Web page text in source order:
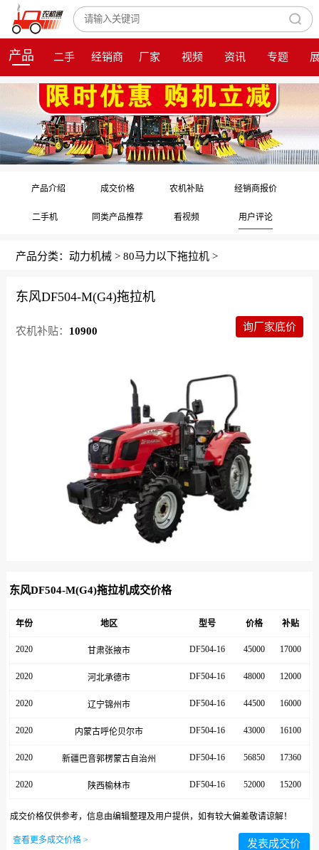
产品 二手 经销商 厂家 视频 资讯 专题
产品介绍 成交价格 农机补贴 经销商报价
二手机 同类产品推荐 看视频 用户评论
产品分类： 动力机械 > 80马力以下拖拉机 >
东风DF504-M(G4)拖拉机
农机补贴： 10900 询厂家底价
东风DF504-M(G4)拖拉机成交价格
年份 地区 型号 价格 补贴
2020 甘肃张掖市 DF504-16 45000 17000
2020 河北承德市 DF504-16 48000 12000
2020 辽宁锦州市 DF504-16 44500 16000
2020 内蒙古呼伦贝尔市 DF504-16 43000 16100
2020 新疆巴音郭楞蒙古自治州 DF504-16 56850 17360
2020 陕西榆林市 DF504-16 52000 15200
成交价格仅供参考，信息由编辑整理及用户提供，如有较大偏差敬请谅解！
查看更多成交价格 > 发表成交价